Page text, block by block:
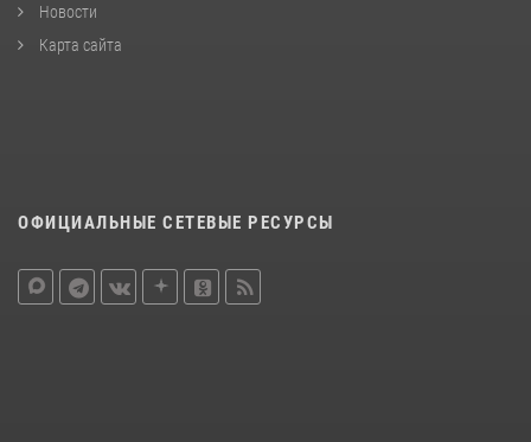
Новости
Карта сайта
ОФИЦИАЛЬНЫЕ СЕТЕВЫЕ РЕСУРСЫ